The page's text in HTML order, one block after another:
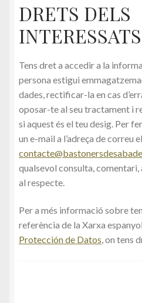
DRETS DELS
INTERESSATS
Tens dret a accedir a la
persona estigui
dades, rectificar-la en cas
oposar-te al seu tractament i
si aquest és el teu desig. Per
un e-mail a l’adreça de correu
qualsevol consulta,
al respecte.
Per a més informació sobre
referència de la Xarxa
Protección de Datos, on tens